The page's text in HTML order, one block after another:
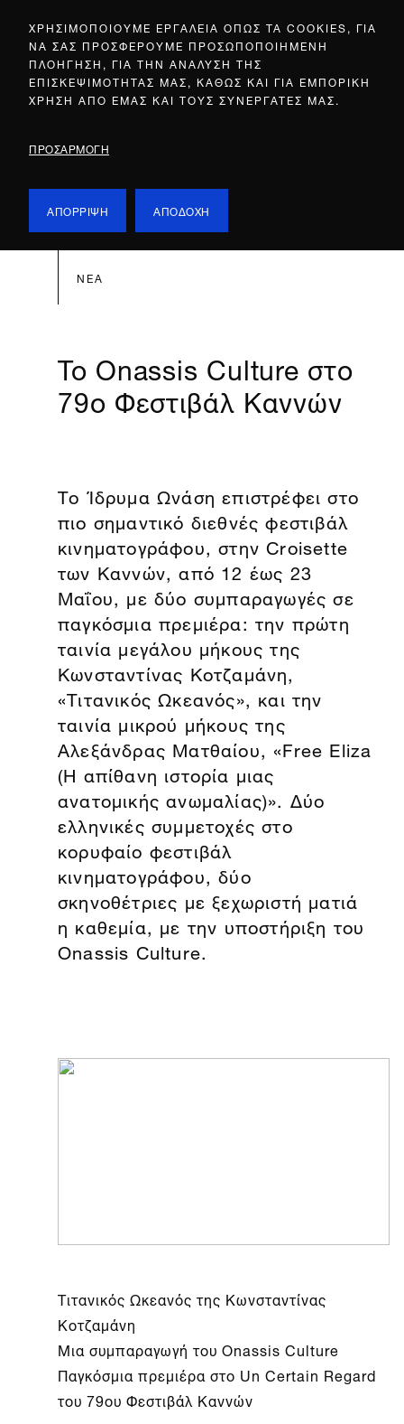
ΧΡΗΣΙΜΟΠΟΙΟΥΜΕ ΕΡΓΑΛΕΙΑ ΟΠΩΣ ΤΑ COOKIES, ΓΙΑ
ΝΑ ΣΑΣ ΠΡΟΣΦΕΡΟΥΜΕ ΠΡΟΣΩΠΟΠΟΙΗΜΕΝΗ
ΠΛΟΗΓΗΣΗ, ΓΙΑ ΤΗΝ ΑΝΑΛΥΣΗ ΤΗΣ
ΕΠΙΣΚΕΨΙΜΟΤΗΤΑΣ ΜΑΣ, ΚΑΘΩΣ ΚΑΙ ΓΙΑ ΕΜΠΟΡΙΚΗ
ΧΡΗΣΗ ΑΠΟ ΕΜΑΣ ΚΑΙ ΤΟΥΣ ΣΥΝΕΡΓΑΤΕΣ ΜΑΣ.
ΠΡΟΣΑΡΜΟΓΗ
ΑΠΟΡΡΙΨΗ ΑΠΟΔΟΧΗ
ΝΕΑ
To Onassis Culture στο
79ο Φεστιβάλ Καννών
Το Ίδρυμα Ωνάση επιστρέφει στο
πιο σημαντικό διεθνές φεστιβάλ
κινηματογράφου, στην Croisette
των Καννών, από 12 έως 23
Μαΐου, με δύο συμπαραγωγές σε
παγκόσμια πρεμιέρα: την πρώτη
ταινία μεγάλου μήκους της
Κωνσταντίνας Κοτζαμάνη,
«Τιτανικός Ωκεανός», και την
ταινία μικρού μήκους της
Αλεξάνδρας Ματθαίου, «Free Eliza
(Η απίθανη ιστορία μιας
ανατομικής ανωμαλίας)». Δύο
ελληνικές συμμετοχές στο
κορυφαίο φεστιβάλ
κινηματογράφου, δύο
σκηνοθέτριες με ξεχωριστή ματιά
η καθεμία, με την υποστήριξη του
Onassis Culture.
Τιτανικός Ωκεανός της Κωνσταντίνας
Κοτζαμάνη
Μια συμπαραγωγή του Onassis Culture
Παγκόσμια πρεμιέρα στο Un Certain Regard
του 79ου Φεστιβάλ Καννών